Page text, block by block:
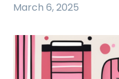
March 6, 2025